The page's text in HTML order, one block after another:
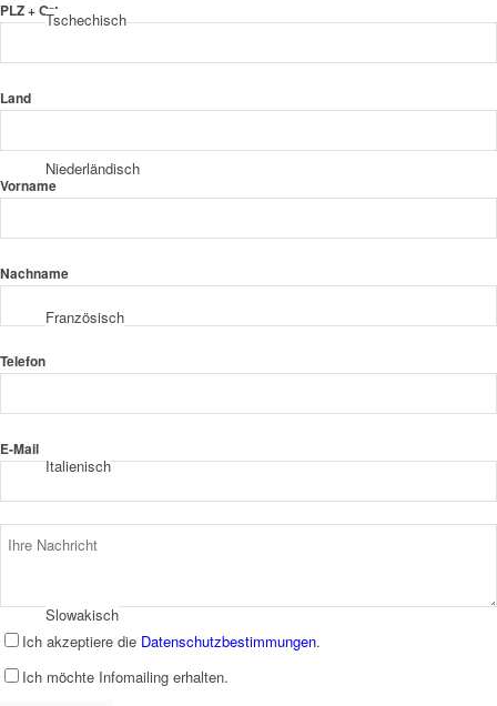
Tschechisch
Niederländisch
Französisch
Italienisch
Slowakisch
PLZ + Ort
Land
Vorname
Nachname
Telefon
E-Mail
Ich akzeptiere die Datenschutzbestimmungen.
Ich möchte Infomailing erhalten.